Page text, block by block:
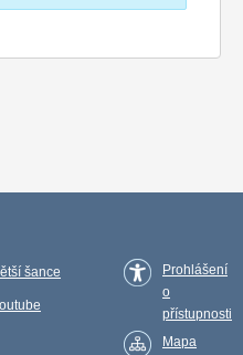
šance
Prohlášení
o
přístupnosti
Mapa